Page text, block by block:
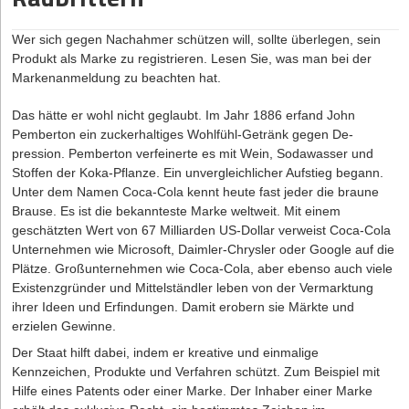
es dazu Anregungen von Parteien, doch im Bundestagsausschuss
kam es dann zu keiner Einigung.
an die Europäische Arbeitszeitrichtlinien anzugleichen. Konkrete
Ideen sind, statt tägliche Höchstarbeitsstunden wöchentliche
Grenzen bei der Arbeitszeit einzuführen. Alternativ könnten die
täglichen Höchstgrenzen erhöht werden, ohne gleichzeitig die
wöchentliche Arbeitszeit hochzuschrauben. Beide Ansätze
verhindern die dauerhafte Überlastung von Mitarbeitern. Und sie
erhöhen die Flexibilität für Betriebe, zum Beispiel wenn es in
Phasen kurzzeitig viel zu tun gibt. Noch scheinen nicht alle
Bundestagsfraktionen bereit für den Wandel zu sein. Klar ist aber:
Früher oder später wird es Änderung beim Arbeitszeitgesetz
geben müssen, um dem digitalen Zeitalter zu gerecht zu werden.
Weniger Stunden, mehr Produktivität – möglich für Gründer?
Die engen Grenzen des Arbeitszeitgesetzes werden von Gründern
nicht selten als hinderlich empfunden. Doch es gibt auch ganz
Warenlager macht. Besonders im letztgenannten Beispiel droht
Aufnahme eines Gewerbebetriebes in einem Wohnraum ohne die
Zustimmung des Vermieters die Rechte des Vermieters erheblich
verletzt. Man spricht in diesem Fall von einer Zweckentfremdung
Zudem drohen ordnungsrechtliche Sanktionen: In Zeiten immer
knapper werdenden Wohnraums haben die Städte und
Kommunen ihre Bußgelder teilweise drastisch erhöht. Bis zu
100.000 Euro sind beispielsweise nach dem
Zweckentfremdungsverbot-Gesetz des Landes Berlin für diese
dem Vermieter eine Zweckentfremdung seiner Mietsache bekannt,
wird er diese schnellstens unterbinden wollen, um seine Haftung
zu vermeiden, und da ist die außerordentliche fristlose Kündigung
meist das Mittel der Wahl.
Doch so weit muss es nicht kommen: Wer die eventuell negative
hoffen und diesen fragen. Lässt sich der Vermieter ein, sollte das
gemeinsam gefundene Verständnis schriftlich fixiert werden. Zur
Wer sich gegen Nachahmer schützen will, sollte überlegen, sein
Produkt als Marke zu registrieren. Lesen Sie, was man bei der
Markenanmeldung zu beachten hat.
Das hätte er wohl nicht geglaubt. Im Jahr 1886 erfand John
Pemberton ein zuckerhaltiges Wohlfühl-Getränk gegen De­
pression. Pemberton verfeinerte es mit Wein, Sodawasser und
Stoffen der Koka-Pflanze. Ein unvergleichlicher Aufstieg begann.
Unter dem Namen Coca-Cola kennt heute fast jeder die braune
Brause. Es ist die bekannteste Marke weltweit. Mit einem
geschätzten Wert von 67 Milliarden US-Dollar verweist Coca-Cola
Unternehmen wie Microsoft, Daimler-Chrysler oder Google auf die
Plätze. Großunternehmen wie Coca-Cola, aber ebenso auch viele
Existenzgründer und Mittelständler leben von der Vermarktung
ihrer Ideen und Erfindungen. Damit erobern sie Märkte und
erzielen Gewinne.
Der Staat hilft dabei, indem er kreative und einmalige
Kennzeichen, Produkte und Verfahren schützt. Zum Beispiel mit
Hilfe eines Patents oder einer Marke. Der Inhaber einer Marke